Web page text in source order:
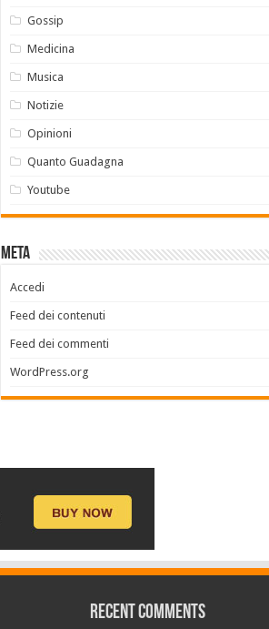
Gossip
Medicina
Musica
Notizie
Opinioni
Quanto Guadagna
Youtube
Meta
Accedi
Feed dei contenuti
Feed dei commenti
WordPress.org
Recent Comments